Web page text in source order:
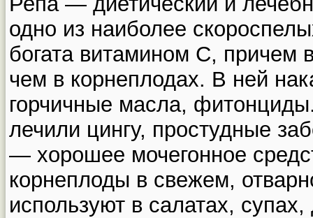
одно из наиболее
богата витамином С, причем
чем в корнеплодах. В ней
горчичные масла,
лечили цингу, простудные
— хорошее мочегонное
корнеплоды в свежем,
используют в салатах,